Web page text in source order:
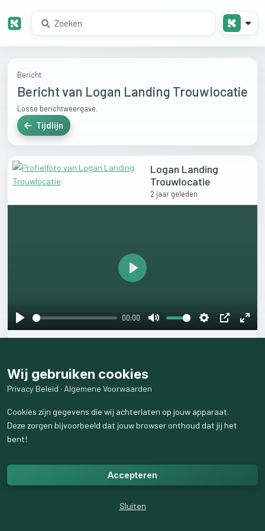
Bericht
Bericht van Logan Landing Trouwlocatie
Losse berichtweergave.
Tijdlijn
Logan Landing
Trouwlocatie
2 jaar geleden
Play
00:00
Mute Settings
PIP
Enter
Play
2likes 28weergaven
Wij gebruiken cookies
Privacy Beleid · Algemene Voorwaarden
Cookies zijn gegevens die wij achterlaten op jouw apparaat.
Deze zorgen bijvoorbeeld dat jouw browser onthoud dat jij het
bent!
Accepteren
Sluiten